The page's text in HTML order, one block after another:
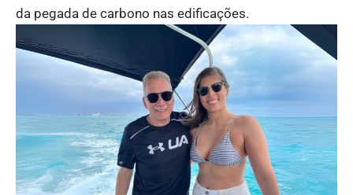
da pegada de carbono nas edificações.